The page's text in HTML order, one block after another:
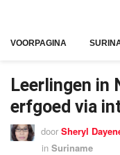
VOORPAGINA
Leerlingen in
erfgoed via
door Sheryl
in Suriname